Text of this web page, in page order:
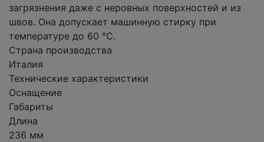
загрязнения даже с неровных поверхностей и из
швов. Она допускает машинную стирку при
температуре до 60 °C.
Страна производства
Италия
Технические характеристики
Оснащение
Габариты
Длина
236 мм